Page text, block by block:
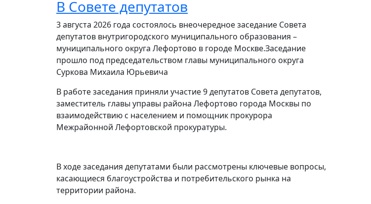
В Совете депутатов
3 августа 2026 года состоялось внеочередное заседание Совета
депутатов внутригородского муниципального образования –
муниципального округа Лефортово в городе Москве.Заседание
прошло под председательством главы муниципального округа
Суркова Михаила Юрьевича
В работе заседания приняли участие 9 депутатов Совета депутатов,
заместитель главы управы района Лефортово города Москвы по
взаимодействию с населением и помощник прокурора
Межрайонной Лефортовской прокуратуры.
В ходе заседания депутатами были рассмотрены ключевые вопросы,
касающиеся благоустройства и потребительского рынка на
территории района.